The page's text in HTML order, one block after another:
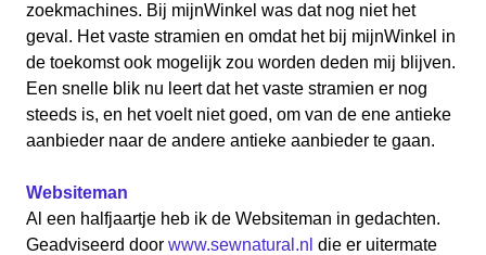
zoekmachines. Bij mijnWinkel was dat nog niet het
geval. Het vaste stramien en omdat het bij mijnWinkel in
de toekomst ook mogelijk zou worden deden mij blijven.
Een snelle blik nu leert dat het vaste stramien er nog
steeds is, en het voelt niet goed, om van de ene antieke
aanbieder naar de andere antieke aanbieder te gaan.
Websiteman
Al een halfjaartje heb ik de Websiteman in gedachten.
Geadviseerd door www.sewnatural.nl die er uitermate